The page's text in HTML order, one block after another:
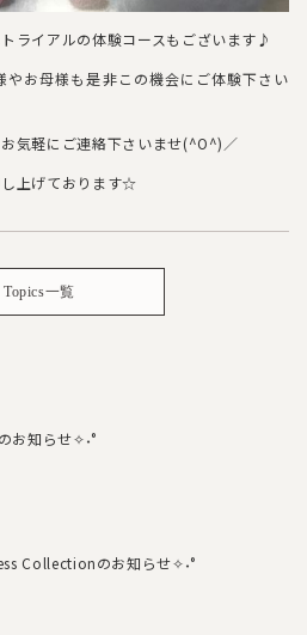
ライアルの体験コースもございます♪
やお母様も是非この機会にご体験下さい
気軽にご連絡下さいませ(^O^)／
上げております☆
Topics一覧
お知らせ✧˖°
Collectionのお知らせ✧˖°